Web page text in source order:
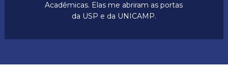
Acadêmicas. Elas me abriram as portas
da USP e da UNICAMP.